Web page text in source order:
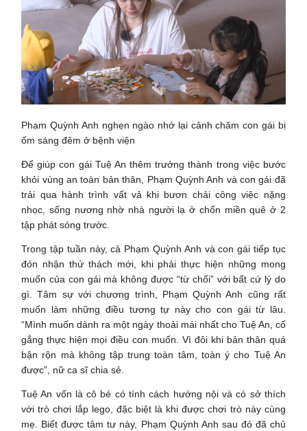
Phạm Quỳnh Anh nghẹn ngào nhớ lại cảnh chăm con gái bị
ốm sáng đêm ở bệnh viện
Để giúp con gái Tuệ An thêm trưởng thành trong việc bước
khỏi vùng an toàn bản thân, Phạm Quỳnh Anh và con gái đã
trải qua hành trình vất vả khi bươn chải công việc nặng
nhọc, sống nương nhờ nhà người lạ ở chốn miền quê ở 2
tập phát sóng trước.
Trong tập tuần này, cả Phạm Quỳnh Anh và con gái tiếp tục
đón nhận thử thách mới, khi phải thực hiện những mong
muốn của con gái mà không được “từ chối” với bất cứ lý do
gì. Tâm sự với chương trình, Phạm Quỳnh Anh cũng rất
muốn làm những điều tương tự này cho con gái từ lâu.
“Mình muốn dành ra một ngày thoải mái nhất cho Tuệ An, cố
gắng thực hiện mọi điều con muốn. Vì đôi khi bản thân quá
bận rộn mà không tập trung toàn tâm, toàn ý cho Tuệ An
được”, nữ ca sĩ chia sẻ.
Tuệ An vốn là cô bé có tính cách hướng nội và có sở thích
với trò chơi lắp lego, đặc biệt là khi được chơi trò này cùng
mẹ. Biết được tâm tư này, Phạm Quỳnh Anh sau đó đã chủ